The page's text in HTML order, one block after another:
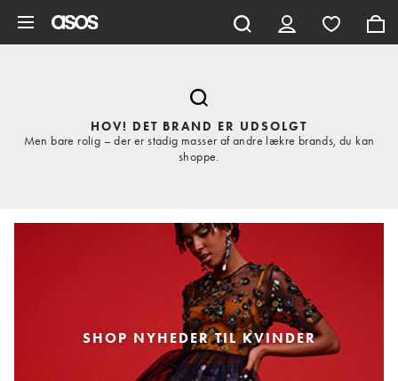
HOV! DET BRAND ER UDSOLGT
Men bare rolig – der er stadig masser af andre lækre brands, du kan
shoppe.
SHOP NYHEDER TIL KVINDER